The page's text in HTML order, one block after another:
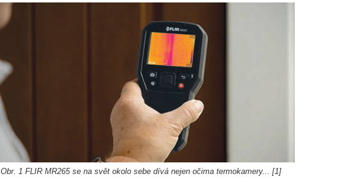
Obr. 1 FLIR MR265 se na svět okolo sebe dívá nejen očima termokamery... [1]